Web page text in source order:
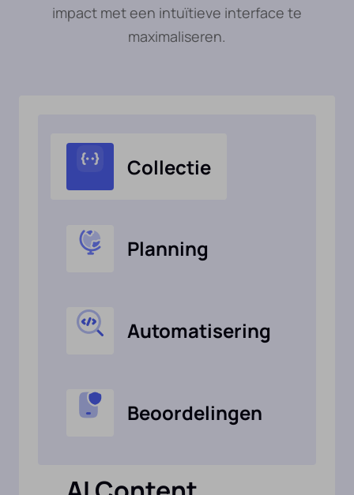
impact met een intuïtieve interface te
maximaliseren.
Collectie
Planning
Automatisering
Beoordelingen